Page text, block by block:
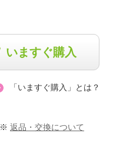
いますぐ購入
「いますぐ購入」とは？
※ 返品・交換について